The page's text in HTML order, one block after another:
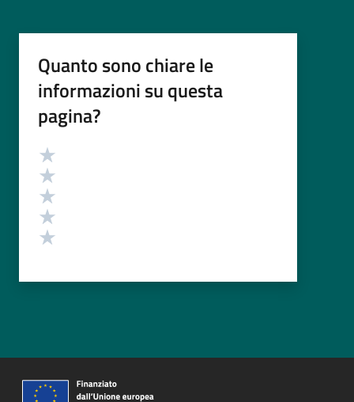
Quanto sono chiare le
informazioni su questa
pagina?
Valutazione